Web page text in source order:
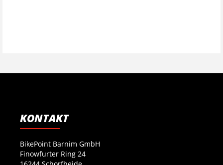
KONTAKT
BikePoint Barnim GmbH
Finowfurter Ring 24